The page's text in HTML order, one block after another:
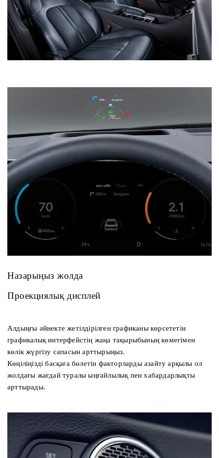
Назарыңыз жолда
Проекциялық дисплей
Алдыңғы әйнекте жетілдірілген графиканы көрсететін
графикалық интерфейстің жаңа тақырыбының көмегімен
көлік жүргізу сапасын арттырыңыз.
Көңіліңізді басқаға бөлетін факторларды азайту арқылы ол
жолдағы жағдай туралы ыңғайлылық пен хабардарлықты
арттырады.